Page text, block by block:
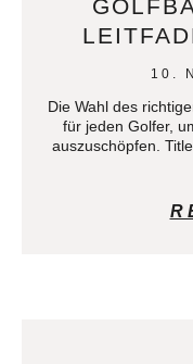
10.
Die Wahl des
für jeden Golfer,
auszuschöpfen.